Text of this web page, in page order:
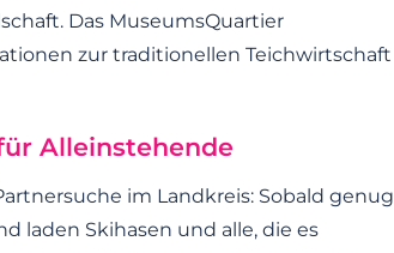
Das MuseumsQuartier
zur traditionellen Teichwirtschaft
Alleinstehende
im Landkreis: Sobald genug
laden Skihasen und alle, die es